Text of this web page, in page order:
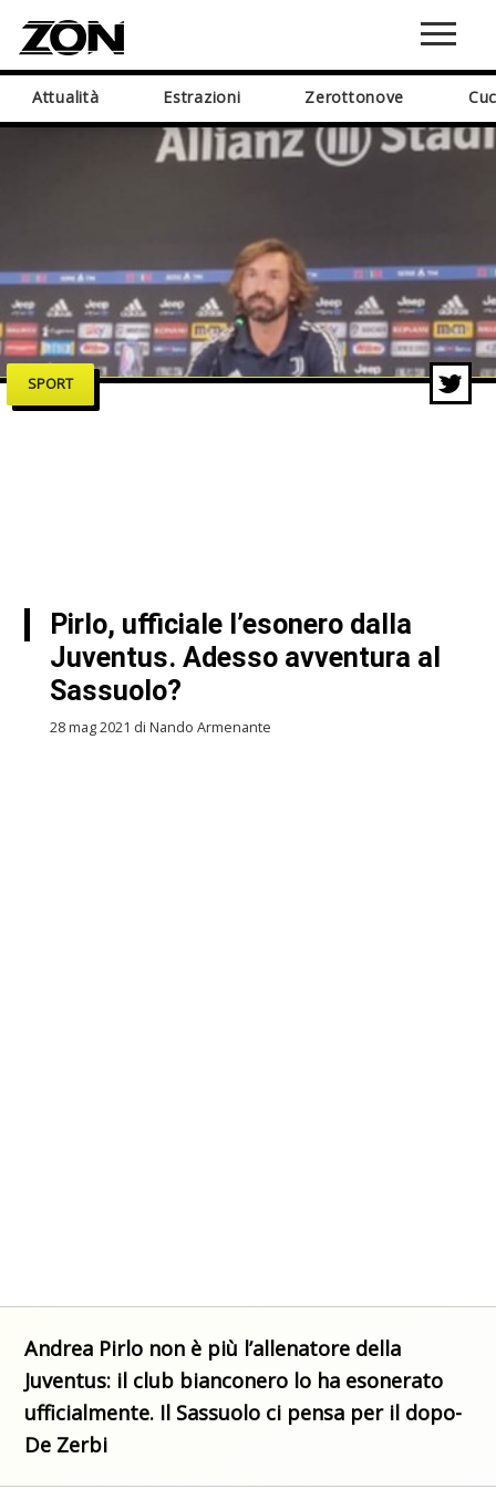
Attualità Estrazioni Zerottonove
SPORT
Pirlo, ufficiale l’esonero dalla
Juventus. Adesso avventura al
Sassuolo?
28 mag 2021 di Nando Armenante
Andrea Pirlo non è più l’allenatore della
Juventus: il club bianconero lo ha esonerato
ufficialmente. Il Sassuolo ci pensa per il dopo-
De Zerbi